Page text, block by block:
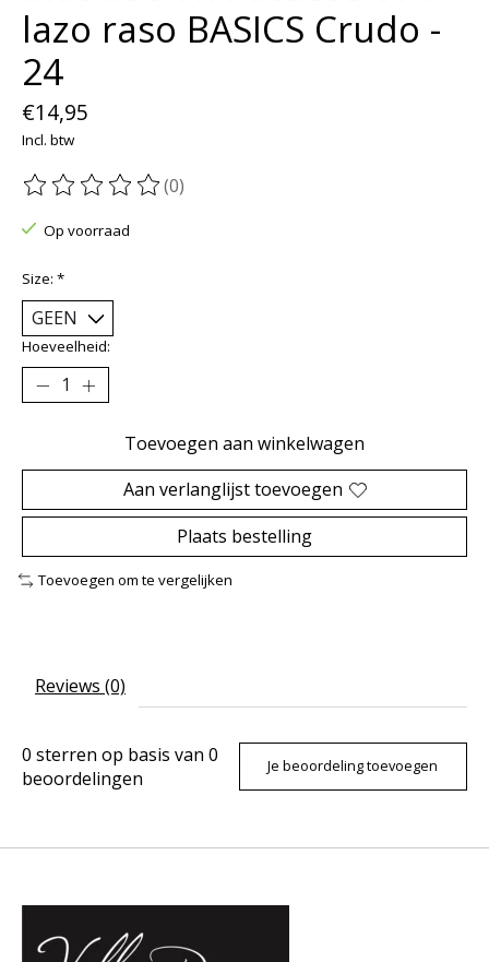
lazo raso BASICS Crudo -
24
€14,95
Incl. btw
De beoordeling van dit product is
(0)
Op voorraad
Size: *
Hoeveelheid:
Toevoegen aan winkelwagen
Aan verlanglijst toevoegen
Plaats bestelling
Toevoegen om te vergelijken
Reviews (0)
0 sterren op basis van 0
beoordelingen
Je beoordeling toevoegen